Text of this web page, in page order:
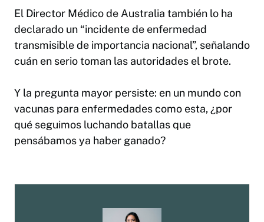
El Director Médico de Australia también lo ha
declarado un “incidente de enfermedad
transmisible de importancia nacional”, señalando
cuán en serio toman las autoridades el brote.
Y la pregunta mayor persiste: en un mundo con
vacunas para enfermedades como esta, ¿por
qué seguimos luchando batallas que
pensábamos ya haber ganado?